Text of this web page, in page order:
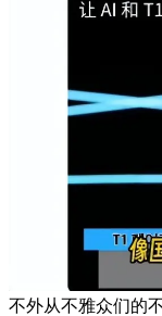
不外从不雅众们的